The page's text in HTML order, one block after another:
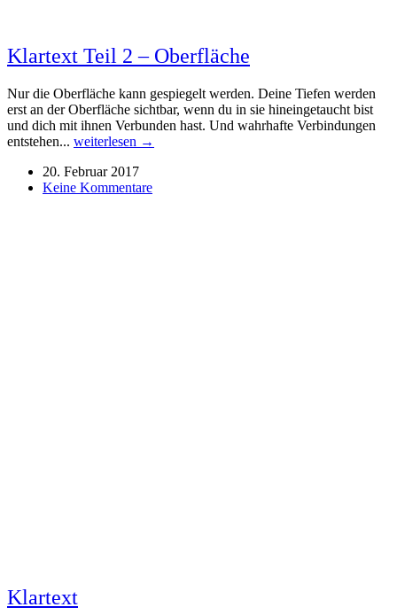
Klartext Teil 2 – Oberfläche
Nur die Oberfläche kann gespiegelt werden. Deine Tiefen werden
erst an der Oberfläche sichtbar, wenn du in sie hineingetaucht bist
und dich mit ihnen Verbunden hast. Und wahrhafte Verbindungen
entstehen... weiterlesen →
20. Februar 2017
Keine Kommentare
Klartext